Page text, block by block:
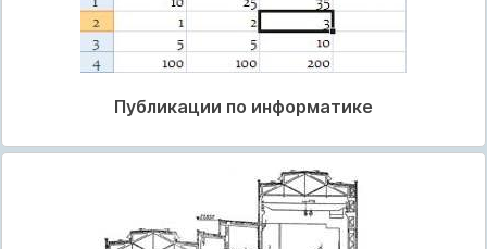
Публикации по информатике